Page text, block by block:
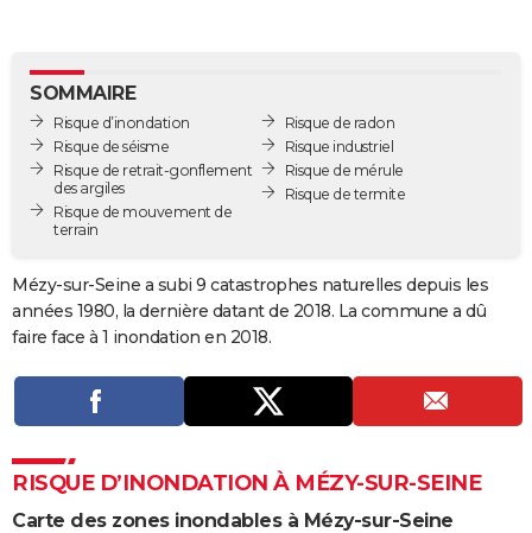
GUIDES D'ACHAT
BONS PLANS
CARTE DE VOEUX
Carte de Noël
Carte Bonne année
Carte Saint-Valentin
Carte Pâques
Carte d'anniversaire
DICTIONNAIRE
COPAINS D'AVANT
Bricolage
Lifestyle
Culture
Sport
Auto
Television
Voyage
Cinema
SOMMAIRE
Risque d’inondation
Risque de séisme
Risque de retrait-gonflement
des argiles
Risque de mouvement de
terrain
Risque de radon
Risque industriel
Risque de mérule
Risque de termite
Mézy-sur-Seine a subi 9 catastrophes naturelles depuis les
années 1980, la dernière datant de 2018. La commune a dû
faire face à 1 inondation en 2018.
RISQUE D’INONDATION À MÉZY-SUR-SEINE
Carte des zones inondables à Mézy-sur-Seine